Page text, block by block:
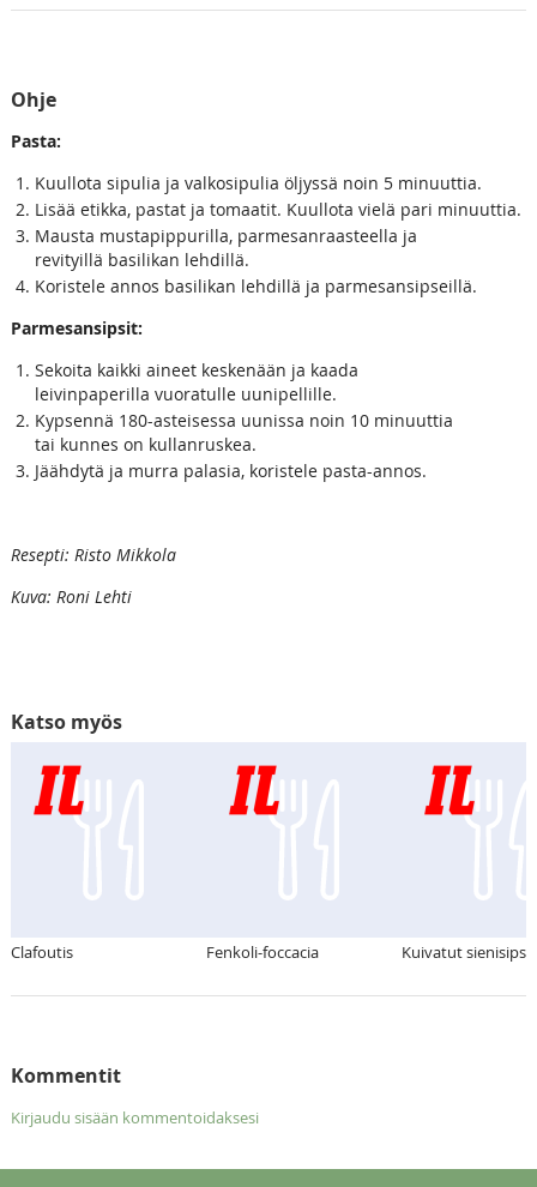
Ohje
Pasta:
Kuullota sipulia ja valkosipulia öljyssä noin 5 minuuttia.
Lisää etikka, pastat ja tomaatit. Kuullota vielä pari minuuttia.
Mausta mustapippurilla, parmesanraasteella ja
revityillä basilikan lehdillä.
Koristele annos basilikan lehdillä ja parmesansipseillä.
Parmesansipsit:
Sekoita kaikki aineet keskenään ja kaada
leivinpaperilla vuoratulle uunipellille.
Kypsennä 180-asteisessa uunissa noin 10 minuuttia
tai kunnes on kullanruskea.
Jäähdytä ja murra palasia, koristele pasta-annos.
Resepti: Risto Mikkola
Kuva: Roni Lehti
Katso myös
Clafoutis Fenkoli-foccacia Kuivatut sienisipsit
Kommentit
Kirjaudu sisään kommentoidaksesi